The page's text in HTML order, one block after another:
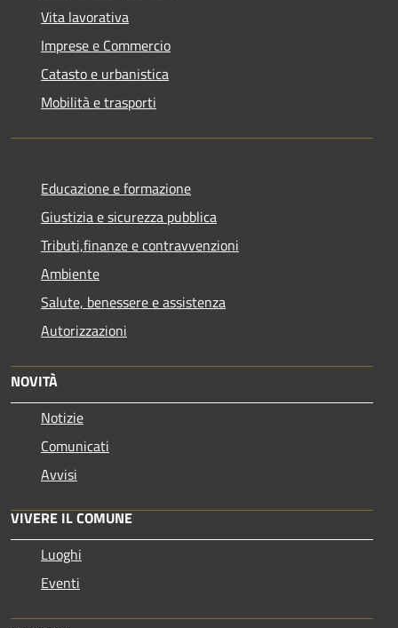
Vita lavorativa
Imprese e Commercio
Catasto e urbanistica
Mobilità e trasporti
Educazione e formazione
Giustizia e sicurezza pubblica
Tributi,finanze e contravvenzioni
Ambiente
Salute, benessere e assistenza
Autorizzazioni
NOVITÀ
Notizie
Comunicati
Avvisi
VIVERE IL COMUNE
Luoghi
Eventi